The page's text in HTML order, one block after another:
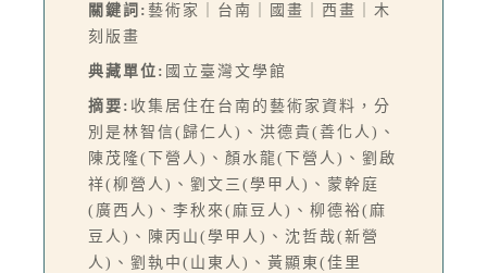
關鍵詞: 藝術家｜台南｜國畫｜西畫｜木
刻版畫
典藏單位: 國立臺灣文學館
摘要: 收集居住在台南的藝術家資料，分
別是林智信(歸仁人)、洪德貴(善化人)、
陳茂隆(下營人)、顏水龍(下營人)、劉啟
祥(柳營人)、劉文三(學甲人)、蒙幹庭
(廣西人)、李秋來(麻豆人)、柳德裕(麻
豆人)、陳丙山(學甲人)、沈哲哉(新營
人)、劉執中(山東人)、黃顯東(佳里